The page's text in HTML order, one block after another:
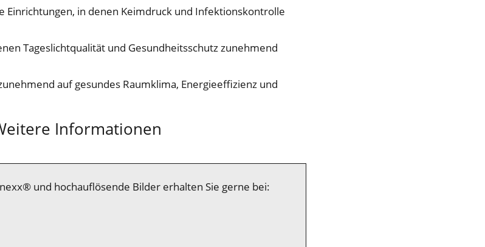
Einrichtungen, in denen Keimdruck und Infektionskontrolle
Tageslichtqualität und Gesundheitsschutz zunehmend
auf gesundes Raumklima, Energieeffizienz und
Informationen
und hochauflösende Bilder erhalten Sie gerne bei: